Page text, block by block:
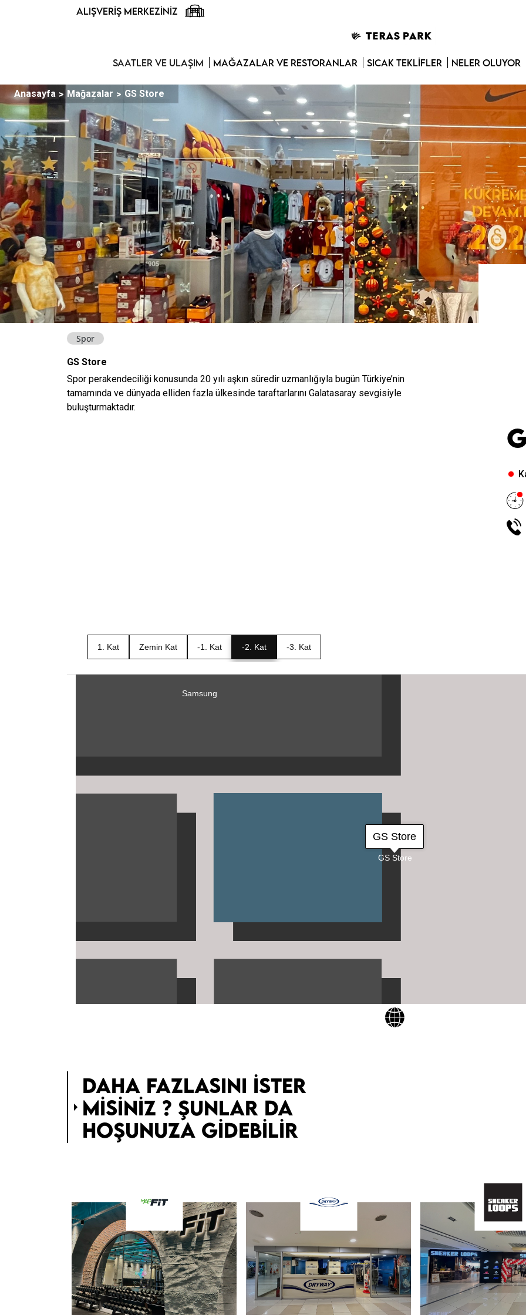
ALIŞVERIŞ MERKEZINIZ
SAATLER VE ULAŞIM MAĞAZALAR VE RESTORANLAR SICAK TEKLIFLER NELER OLUYOR
Anasayfa Mağazalar GS Store
Spor
GS Store
Spor perakendeciliği konusunda 20 yılı aşkın süredir uzmanlığıyla bugün Türkiye’nin
tamamında ve dünyada elliden fazla ülkesinde taraftarlarını Galatasaray sevgisiyle
buluşturmaktadır.
DAHA FAZLASINI ISTER
MISINIZ ? ŞUNLAR DA
HOŞUNUZA GIDEBILIR